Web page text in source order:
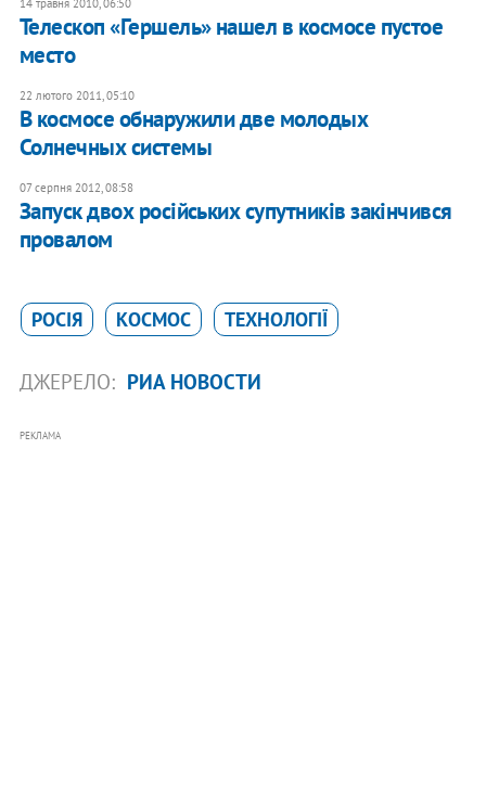
14 травня 2010, 06:50
Телескоп «Гершель» нашел в космосе пустое
место
22 лютого 2011, 05:10
В космосе обнаружили две молодых
Солнечных системы
07 серпня 2012, 08:58
Запуск двох російських супутників закінчився
провалом
РОСІЯ КОСМОС ТЕХНОЛОГІЇ
ДЖЕРЕЛО: РИА НОВОСТИ
РЕКЛАМА